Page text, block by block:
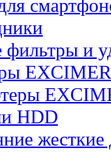
фильтры и
HDD